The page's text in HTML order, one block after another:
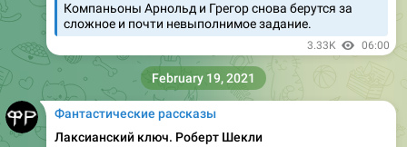
Компаньоны Арнольд и Грегор снова берутся за
сложное и почти невыполнимое задание.
3.33K 06:00
Фантастические рассказы
Лаксианский ключ. Роберт Шекли
February 19, 2021